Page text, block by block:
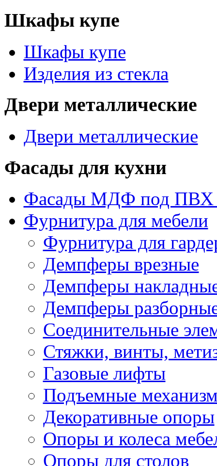
Шкафы купе
Шкафы купе
Изделия из стекла
Двери металлические
Двери металлические
Фасады для кухни
Фасады МДФ под ПВХ
Фурнитура для мебели
Фурнитура для
Демпферы врезные
Демпферы
Демпферы
Соединительные
Стяжки, винты,
Газовые лифты
Подъемные
Декоративные опоры
Опоры и колеса
Опоры для столов